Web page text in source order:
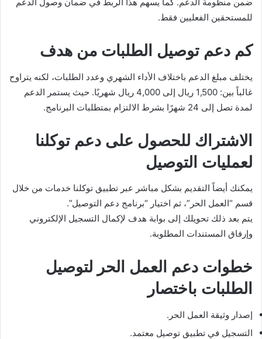
للمستحقين الفعليين فقط.
كم دعم توصيل الطلبات من هدف
يختلف مبلغ الدعم باختلاف الأداء الشهري وعدد الطلبات، لكنه يتراوح
غالباً بين: 1,500 ريال إلى 4,000 ريال شهريًا. حيث يستمر الدعم
لمدة تصل إلى 24 شهرًا بشرط الالتزام بمتطلبات البرنامج.
الاشتراك للحصول على دعم توكلنا
لعمليات التوصيل
يمكنك أيضاً التقديم بشكل مباشر عبر تطبيق توكلنا خدمات من خلال
قسم “العمل الحر”، ثم اختيار “برنامج دعم التوصيل”.
يتم بعد ذلك تحويلك إلى بوابة هدف لإكمال التسجيل الإلكتروني
وإرفاق المستندات المطلوبة.
خطوات دعم العمل الحر لتوصيل
الطلبات باختصار
إصدار وثيقة العمل الحر.
التسجيل في تطبيق توصيل معتمد.